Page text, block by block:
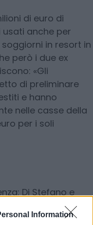
Information
di euro di
anche per
in resort in
però i due ex
«Gli
di preliminare
e hanno
nelle casse della
per i soli
Di Stefano e
Il procedimento si